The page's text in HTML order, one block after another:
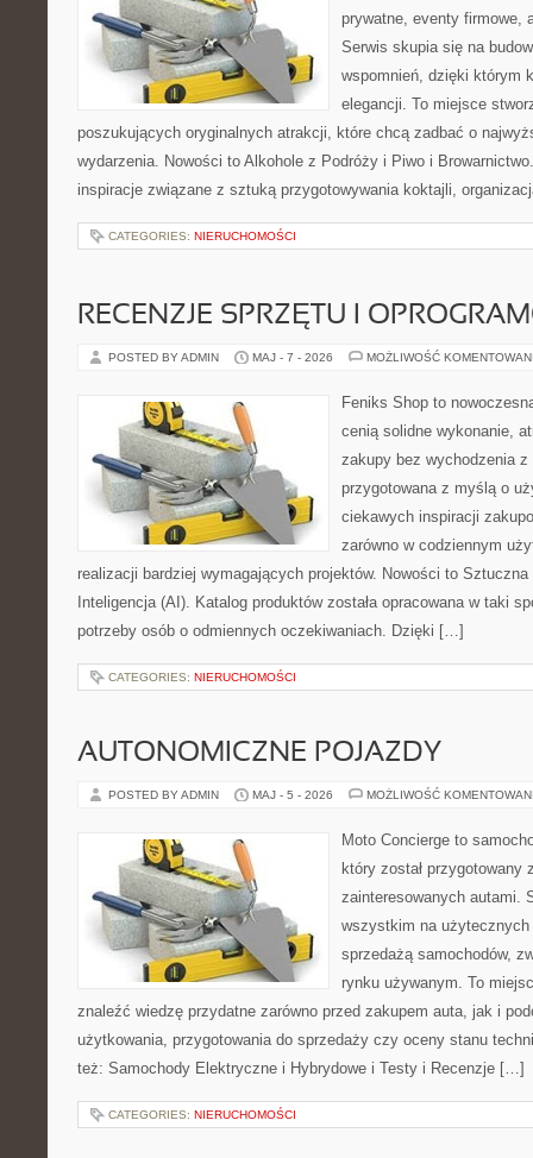
prywatne, eventy firmowe,
Serwis skupia się na
wspomnień, dzięki którym
elegancji. To miejsce
poszukujących oryginalnych atrakcji, które chcą zadbać o
wydarzenia. Nowości to Alkohole z Podróży i Piwo i
inspiracje związane z sztuką przygotowywania koktajli,
CATEGORIES: NIERUCHOMOŚCI
RECENZJE SPRZĘTU I
POSTED BY ADMIN MAJ - 7 - 2026 MOŻLIWOŚĆ
Feniks Shop to
cenią solidne wykonanie,
zakupy bez wychodzenia z
przygotowana z myślą o
ciekawych inspiracji
zarówno w codziennym
realizacji bardziej wymagających projektów. Nowości to
Inteligencja (AI). Katalog produktów została opracowana w taki
potrzeby osób o odmiennych oczekiwaniach. Dzięki […]
CATEGORIES: NIERUCHOMOŚCI
AUTONOMICZNE POJAZDY
POSTED BY ADMIN MAJ - 5 - 2026 MOŻLIWOŚĆ
Moto Concierge to
który został przygotowany
zainteresowanych autami.
wszystkim na
sprzedażą samochodów,
rynku używanym. To
znaleźć wiedzę przydatne zarówno przed zakupem auta, jak i
użytkowania, przygotowania do sprzedaży czy oceny stanu
też: Samochody Elektryczne i Hybrydowe i Testy i Recenzje […]
CATEGORIES: NIERUCHOMOŚCI